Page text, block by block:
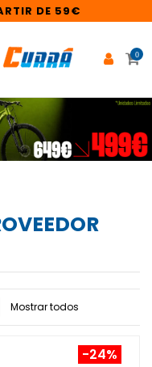
DE 59€
0
Mostrar todos
-24%